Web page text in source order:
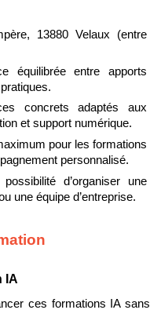
13880 Velaux (entre
équilibrée entre apports
concrets adaptés aux
et support numérique.
pour les formations
personnalisé.
possibilité d’organiser une
une équipe d’entreprise.
IA
ces formations IA sans